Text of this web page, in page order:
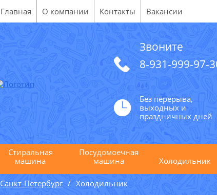
Главная О компании Контакты Вакансии
Звоните
8-931-999-97-
Без перерыва,
выходных и
праздничных дней
Стиральная
машина
Посудомоечная
машина
Холодильник
Санкт-Петербург Холодильник